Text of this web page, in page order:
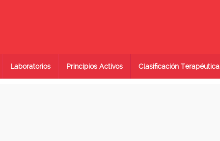
Laboratorios Principios Activos Clasificación Terapéutica